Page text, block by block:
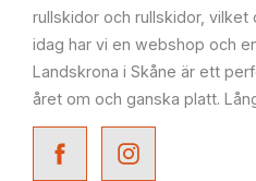
rullskidor och rullskidor,
idag har vi en webshop och
Landskrona i Skåne är ett
året om och ganska platt.